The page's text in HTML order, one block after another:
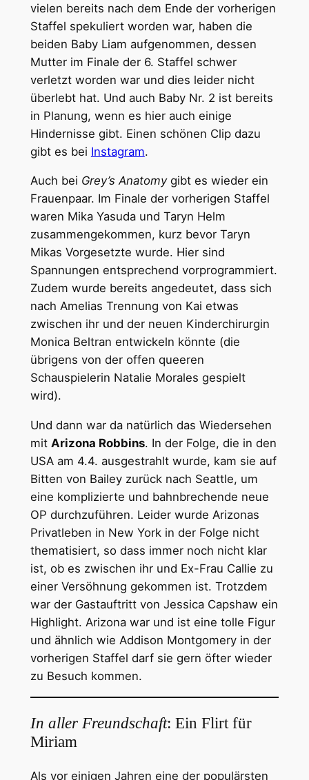
vielen bereits nach dem Ende der vorherigen
Staffel spekuliert worden war, haben die
beiden Baby Liam aufgenommen, dessen
Mutter im Finale der 6. Staffel schwer
verletzt worden war und dies leider nicht
überlebt hat. Und auch Baby Nr. 2 ist bereits
in Planung, wenn es hier auch einige
Hindernisse gibt. Einen schönen Clip dazu
gibt es bei Instagram.
Auch bei Grey’s Anatomygibt es wieder ein
Frauenpaar. Im Finale der vorherigen Staffel
waren Mika Yasuda und Taryn Helm
zusammengekommen, kurz bevor Taryn
Mikas Vorgesetzte wurde. Hier sind
Spannungen entsprechend vorprogrammiert.
Zudem wurde bereits angedeutet, dass sich
nach Amelias Trennung von Kai etwas
zwischen ihr und der neuen Kinderchirurgin
Monica Beltran entwickeln könnte (die
übrigens von der offen queeren
Schauspielerin Natalie Morales gespielt
wird).
Und dann war da natürlich das Wiedersehen
mit Arizona Robbins. In der Folge, die in den
USA am 4.4. ausgestrahlt wurde, kam sie auf
Bitten von Bailey zurück nach Seattle, um
eine komplizierte und bahnbrechende neue
OP durchzuführen. Leider wurde Arizonas
Privatleben in New York in der Folge nicht
thematisiert, so dass immer noch nicht klar
ist, ob es zwischen ihr und Ex-Frau Callie zu
einer Versöhnung gekommen ist. Trotzdem
war der Gastauftritt von Jessica Capshaw ein
Highlight. Arizona war und ist eine tolle Figur
und ähnlich wie Addison Montgomery in der
vorherigen Staffel darf sie gern öfter wieder
zu Besuch kommen.
In aller Freundschaft: Ein Flirt für
Miriam
Als vor einigen Jahren eine der populärsten